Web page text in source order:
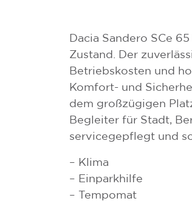
Dacia Sandero SCe
Zustand. Der
Betriebskosten und
Komfort- und
dem großzügigen
Begleiter für Stadt,
servicegepflegt und
– Klima
– Einparkhilfe
– Tempomat